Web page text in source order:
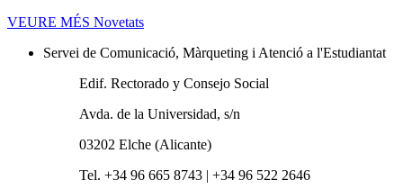
VEURE MÉS Novetats
Servei de Comunicació, Màrqueting i Atenció a l'Estudiantat
Edif. Rectorado y Consejo Social
Avda. de la Universidad, s/n
03202 Elche (Alicante)
Tel. +34 96 665 8743 | +34 96 522 2646